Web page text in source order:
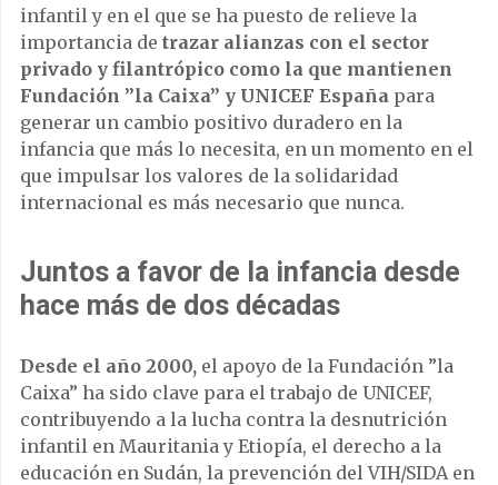
infantil y en el que se ha puesto de relieve la
importancia de trazar alianzas con el sector
privado y filantrópico como la que mantienen
Fundación ”la Caixa” y UNICEF España para
generar un cambio positivo duradero en la
infancia que más lo necesita, en un momento en el
que impulsar los valores de la solidaridad
internacional es más necesario que nunca.
Juntos a favor de la infancia desde
hace más de dos décadas
Desde el año 2000, el apoyo de la Fundación ”la
Caixa” ha sido clave para el trabajo de UNICEF,
contribuyendo a la lucha contra la desnutrición
infantil en Mauritania y Etiopía, el derecho a la
educación en Sudán, la prevención del VIH/SIDA en